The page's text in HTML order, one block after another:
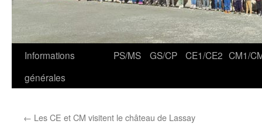
Informations
générales
PS/MS GS/CP CE1/CE2 CM1/
← Les CE et CM visitent le château de Lassay